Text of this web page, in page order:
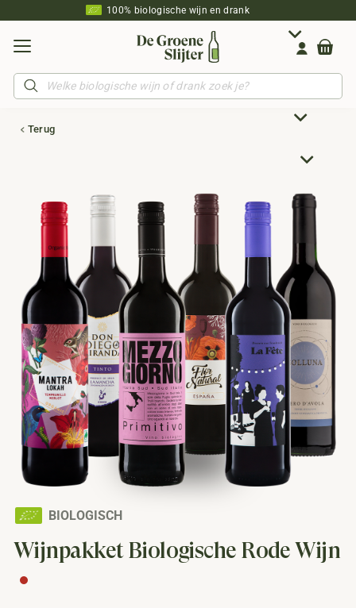
100% biologische wijn en drank
Producten
zoeken
Terug
BIOLOGISCH
Wijnpakket Biologische Rode Wijn